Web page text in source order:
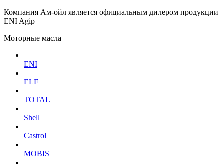
Компания Ам-ойл является официальным дилером продукции
ENI Agip
Моторные масла
ENI
ELF
TOTAL
Shell
Castrol
MOBIS